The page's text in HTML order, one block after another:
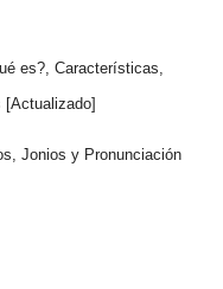
es?, Características,
[Actualizado]
Jonios y Pronunciación